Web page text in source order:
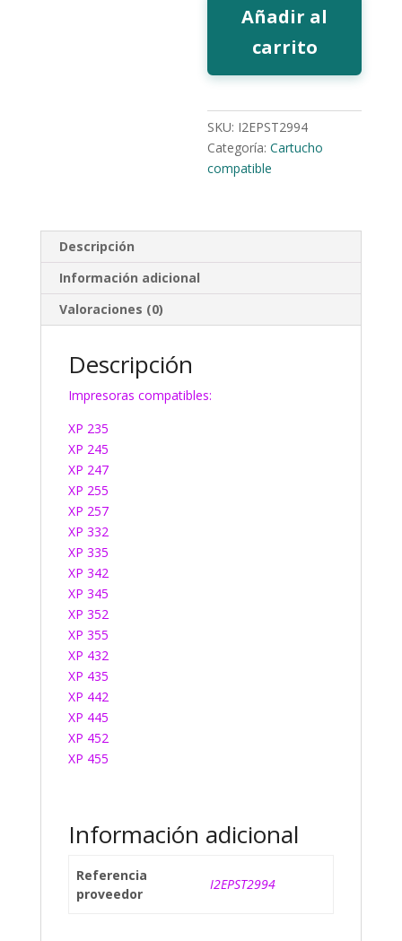
cantidad
Añadir al
carrito
SKU: I2EPST2994
Categoría:Cartucho
compatible
Descripción
Información adicional
Valoraciones (0)
Descripción
Impresoras compatibles:
XP 235
XP 245
XP 247
XP 255
XP 257
XP 332
XP 335
XP 342
XP 345
XP 352
XP 355
XP 432
XP 435
XP 442
XP 445
XP 452
XP 455
Información adicional
Referencia
proveedor
I2EPST2994